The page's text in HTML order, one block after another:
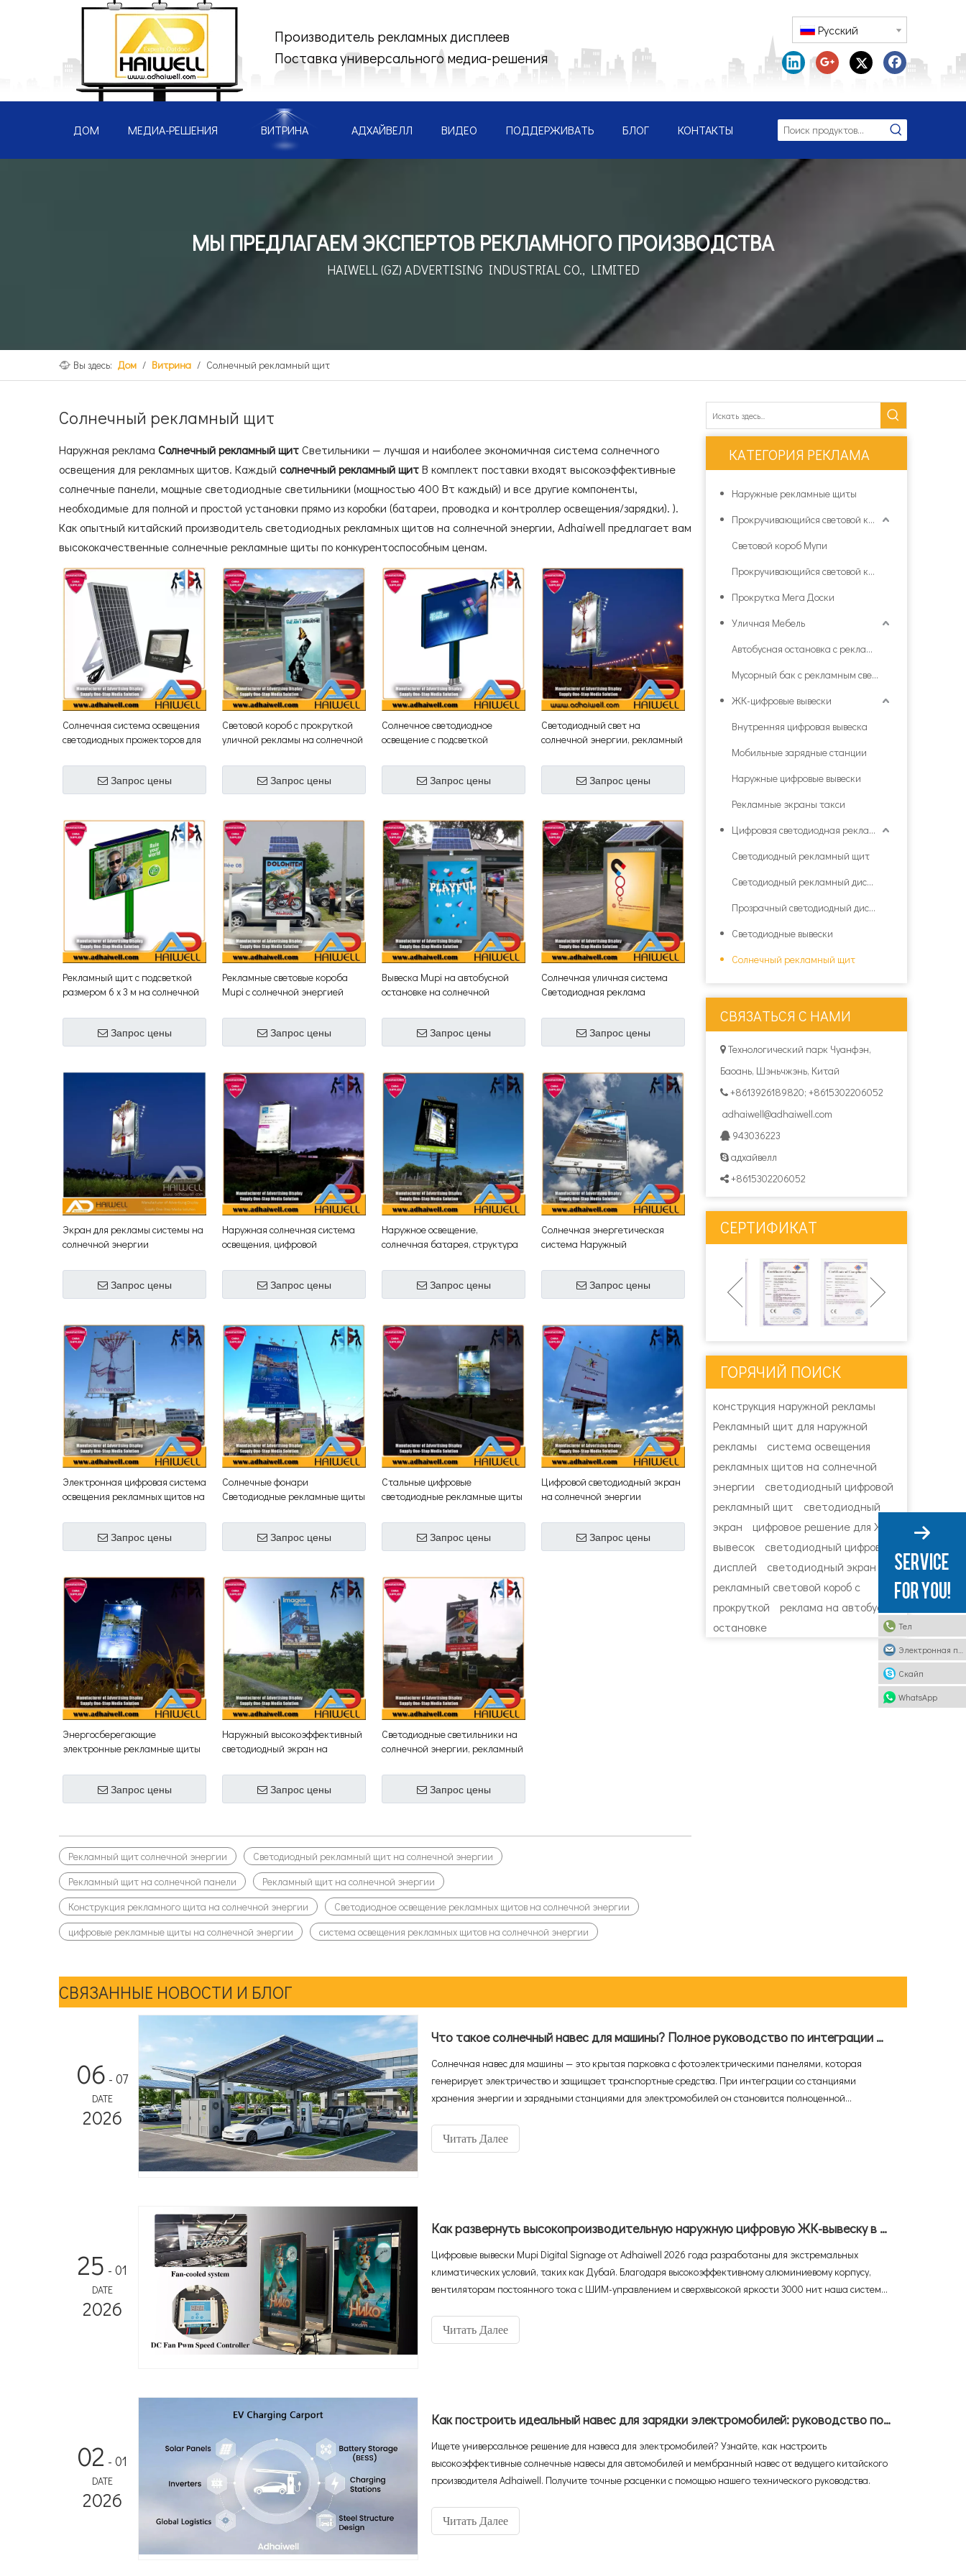
Производитель рекламных дисплеев
Поставка универсального медиа-решения
Pусский
ДОМ МЕДИА-РЕШЕНИЯ ВИТРИНА АДХАЙВЕЛЛ ВИДЕО ПОДДЕРЖИВАТЬ БЛОГ КОНТАКТЫ
МЫ ПРЕДЛАГАЕМ ЭКСПЕРТОВ РЕКЛАМНОГО ПРОИЗВОДСТВА
HAIWELL (GZ) ADVERTISING INDUSTRIAL CO., LIMITED
Вы здесь: Дом / Витрина / Солнечный рекламный щит
Солнечный рекламный щит
Наружная реклама Солнечный рекламный щитСветильники — лучшая и наиболее экономичная система солнечного
освещения для рекламных щитов. Каждый солнечный рекламный щитВ комплект поставки входят высокоэффективные
солнечные панели, мощные светодиодные светильники (мощностью 400 Вт каждый) и все другие компоненты,
необходимые для полной и простой установки прямо из коробки (батареи, проводка и контроллер освещения/зарядки). ).
Как опытный китайский производитель светодиодных рекламных щитов на солнечной энергии, Adhaiwell предлагает вам
высококачественные солнечные рекламные щиты по конкурентоспособным ценам.
Солнечная система освещения
светодиодных прожекторов для
Запрос цены
Световой короб с прокруткой
уличной рекламы на солнечной
Запрос цены
Солнечное светодиодное
освещение с подсветкой
Запрос цены
Светодиодный свет на
солнечной энергии, рекламный
Запрос цены
Рекламный щит с подсветкой
размером 6 х 3 м на солнечной
Запрос цены
Рекламные световые короба
Mupi с солнечной энергией
Запрос цены
Вывеска Mupi на автобусной
остановке на солнечной
Запрос цены
Солнечная уличная система
Светодиодная реклама
остановки
Запрос цены
Экран для рекламы системы на
солнечной энергии
Запрос цены
Наружная солнечная система
освещения, цифровой
Запрос цены
Наружное освещение,
солнечная батарея, структура
Запрос цены
Солнечная энергетическая
система Наружный
Запрос цены
Электронная цифровая система
освещения рекламных щитов на
Запрос цены
Солнечные фонари
Светодиодные рекламные щиты
Запрос цены
Стальные цифровые
светодиодные рекламные щиты
Запрос цены
Цифровой светодиодный экран
на солнечной энергии
Запрос цены
Энергосберегающие
электронные рекламные щиты
Запрос цены
Наружный высокоэффективный
светодиодный экран на
Запрос цены
Светодиодные светильники на
солнечной энергии, рекламный
Запрос цены
Рекламный щит солнечной энергии
Светодиодный рекламный щит на солнечной энергии
Рекламный щит на солнечной панели
Рекламный щит на солнечной энергии
Конструкция рекламного щита на солнечной энергии
Светодиодное освещение рекламных щитов на солнечной энергии
цифровые рекламные щиты на солнечной энергии
система освещения рекламных щитов на солнечной энергии
КАТЕГОРИЯ РЕКЛАМА
Наружные рекламные щиты
Прокручивающийся световой короб Mupi
Световой короб Мупи
Прокручивающийся световой короб
Прокрутка Мега Доски
Уличная Мебель
Автобусная остановка с рекламным световым коробом
Мусорный бак с рекламным световым коробом
ЖК-цифровые вывески
Внутренняя цифровая вывеска
Мобильные зарядные станции
Наружные цифровые вывески
Рекламные экраны такси
Цифровая светодиодная реклама
Светодиодный рекламный щит
Светодиодный рекламный дисплей
Прозрачный светодиодный дисплей
Светодиодные вывески
Солнечный рекламный щит
СВЯЗАТЬСЯ С НАМИ
 Технологический парк Чуанфэн,
Баоань, Шэньчжэнь, Китай
 +8613926189820; +8615302206052
adhaiwell@adhaiwell.com
 943036223
 адхайвелл
 +8615302206052
СЕРТИФИКАТ
ГОРЯЧИЙ ПОИСК
конструкция наружной рекламы
Рекламный щит для наружной
рекламы
система освещения
рекламных щитов на солнечной
энергии
светодиодный цифровой
рекламный щит
светодиодный
экран
цифровое решение для ЖК-
вывесок
светодиодный цифровой
дисплей
светодиодный экран
рекламный световой короб с
прокруткой
реклама на автобусной
остановке
СВЯЗАННЫЕ НОВОСТИ И БЛОГ
06 - 07
DATE
2026
Что такое солнечный навес для машины? Полное руководство по интеграции фотоэлектрических систем, систем хранения данных и зарядки электромобилей
Солнечная навес для машины — это крытая парковка с фотоэлектрическими панелями, которая
генерирует электричество и защищает транспортные средства. При интеграции со станциями
хранения энергии и зарядными станциями для электромобилей он становится полноценной
энергетический актив, приносящий доход. Учитывая, что глобальные продажи электромобилей
достигнут 20 миллионов в 2025 году, а рынок солнечных навесов для автомобилей, по прогнозам,
Читать Далее
25 - 01
DATE
2026
Как развернуть высокопроизводительную наружную цифровую ЖК-вывеску в условиях экстремальной жары в 60°C в Дубае
Цифровые вывески Mupi Digital Signage от Adhaiwell 2026 года разработаны для экстремальных
климатических условий, таких как Дубай. Благодаря высокоэффективному алюминиевому корпусу,
вентиляторам постоянного тока с ШИМ-управлением и сверхвысокой яркости 3000 нит наша система
решение «подключи и работай» со встроенной облачной CMS 4G — все, что вам нужно, — это
фундамент и мощность.
Читать Далее
02 - 01
DATE
2026
Как построить идеальный навес для зарядки электромобилей: руководство по настройке навесов для автомобилей с Adhaiwell China
Ищете универсальное решение для навеса для электромобилей? Узнайте, как настроить
высокоэффективные солнечные навесы для автомобилей и мембранный навес от ведущего китайского
производителя Adhaiwell. Получите точные расценки с помощью нашего технического руководства.
Читать Далее
Тел
Скайп
WhatsApp